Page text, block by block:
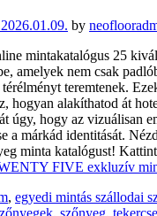
2026.01.09. by
mintakatalógus 25
amelyek nem csak
teremtenek.
hogyan alakíthatod át
úgy, hogy az vizuálisan
a márkád identitását.
minta katalógust!
FIVE exkluzív
, egyedi mintás szállodai
, szőnyeg,